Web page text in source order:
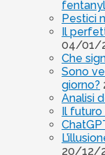
fentanyl
Pestici
Il
04/01/
Che
Sono
giorno?
Analisi
Il futuro
20/12/